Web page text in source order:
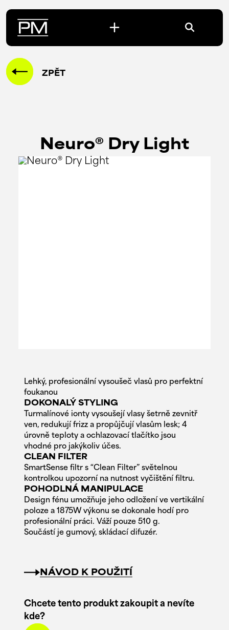
ZPĚT
Neuro® Dry Light
Lehký, profesionální vysoušeč vlasů pro perfektní
foukanou
DOKONALÝ STYLING
Turmalínové ionty vysoušejí vlasy šetrně zevnitř
ven, redukují frizz a propůjčují vlasům lesk; 4
úrovně teploty a ochlazovací tlačítko jsou
vhodné pro jakýkoliv účes.
CLEAN FILTER
SmartSense filtr s “Clean Filter” světelnou
kontrolkou upozorní na nutnost vyčištění filtru.
POHODLNÁ MANIPULACE
Design fénu umožňuje jeho odložení ve vertikální
poloze a 1875W výkonu se dokonale hodí pro
profesionální práci. Váží pouze 510 g.
Součástí je gumový, skládací difuzér.
NÁVOD K POUŽITÍ
Chcete tento produkt zakoupit a nevíte
kde?